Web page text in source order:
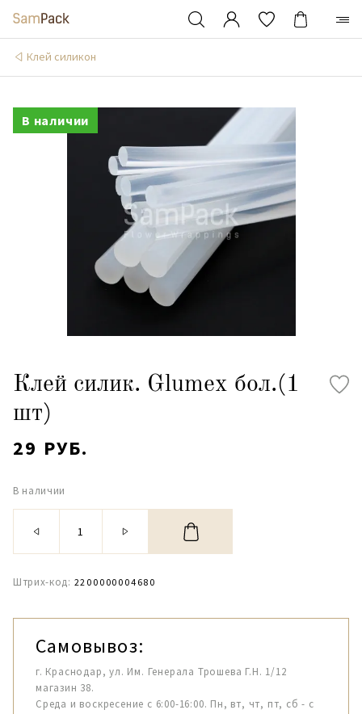
Клей силикон
В наличии
Клей силик. Glumex бол.(1
шт)
29 РУБ.
В наличии
Штрих-код: 2200000004680
Самовывоз:
г. Краснодар, ул. Им. Генерала Трошева Г.Н. 1/12
магазин 38.
Среда и воскресение с 6:00-16:00. Пн, вт, чт, пт, сб - с